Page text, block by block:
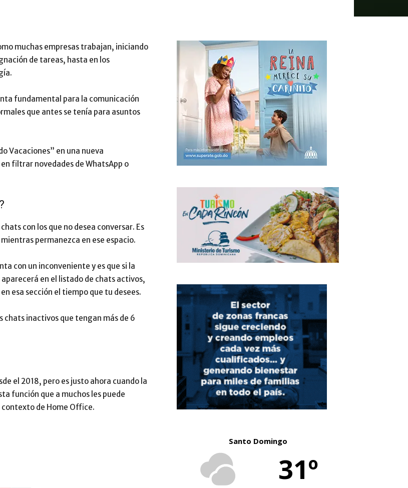
muchas empresas trabajan, iniciando
de tareas, hasta en los
fundamental para la comunicación
que antes se tenía para asuntos
Vacaciones” en una nueva
filtrar novedades de WhatsApp o
con los que no desea conversar. Es
permanezca en ese espacio.
con un inconveniente y es que si la
en el listado de chats activos,
esa sección el tiempo que tu desees.
inactivos que tengan más de 6
el 2018, pero es justo ahora cuando la
función que a muchos les puede
contexto de Home Office.
Santo Domingo
31º